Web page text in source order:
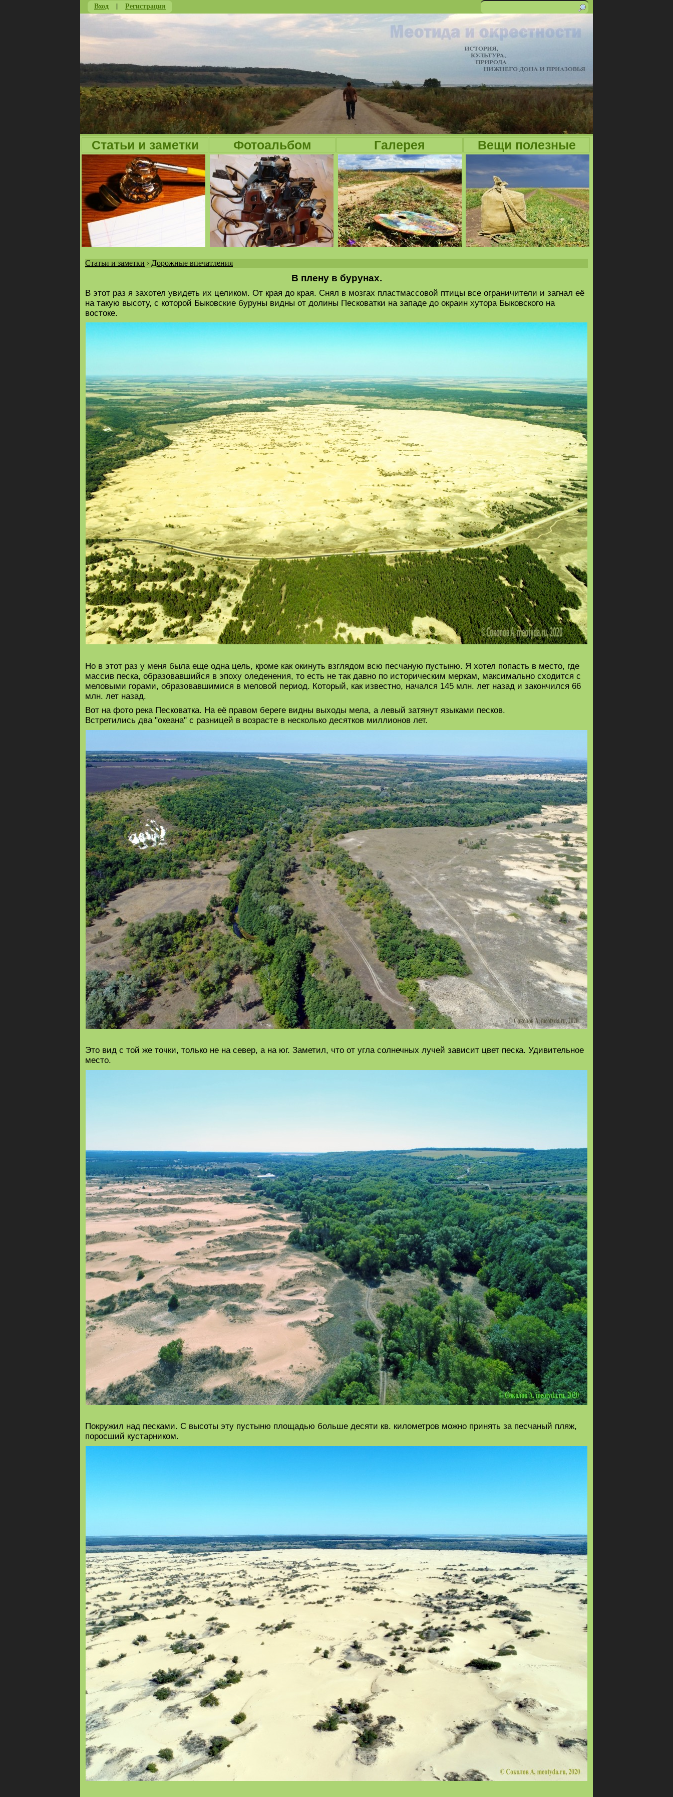
Вход | Регистрация
Форма
поиска
Поиск
Статьи и заметки Фотоальбом Галерея Вещи полезные
здесь
Статьи и заметки › Дорожные впечатления
В плену в бурунах.
В этот раз я захотел увидеть их целиком. От края до края. Снял в мозгах пластмассовой птицы все ограничители и загнал её
на такую высоту, с которой Быковские буруны видны от долины Песковатки на западе до окраин хутора Быковского на
востоке.
Но в этот раз у меня была еще одна цель, кроме как окинуть взглядом всю песчаную пустыню. Я хотел попасть в место, где
массив песка, образовавшийся в эпоху оледенения, то есть не так давно по историческим меркам, максимально сходится с
меловыми горами, образовавшимися в меловой период. Который, как известно, начался 145 млн. лет назад и закончился 66
млн. лет назад.
Вот на фото река Песковатка. На её правом береге видны выходы мела, а левый затянут языками песков.
Встретились два "океана" с разницей в возрасте в несколько десятков миллионов лет.
Это вид с той же точки, только не на север, а на юг. Заметил, что от угла солнечных лучей зависит цвет песка. Удивительное
место.
Покружил над песками. С высоты эту пустыню площадью больше десяти кв. километров можно принять за песчаный пляж,
поросший кустарником.